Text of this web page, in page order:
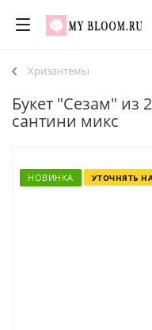
Хризантемы
Букет "Сезам" из
сантини микс
НОВИНКА УТОЧНЯТЬ